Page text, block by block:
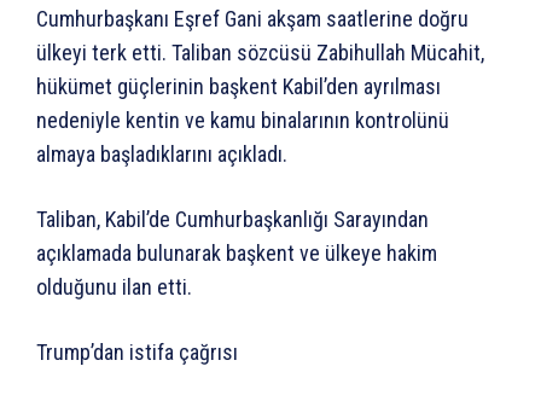
Cumhurbaşkanı Eşref Gani akşam saatlerine doğru
ülkeyi terk etti. Taliban sözcüsü Zabihullah Mücahit,
hükümet güçlerinin başkent Kabil’den ayrılması
nedeniyle kentin ve kamu binalarının kontrolünü
almaya başladıklarını açıkladı.
Taliban, Kabil’de Cumhurbaşkanlığı Sarayından
açıklamada bulunarak başkent ve ülkeye hakim
olduğunu ilan etti.
Trump’dan istifa çağrısı